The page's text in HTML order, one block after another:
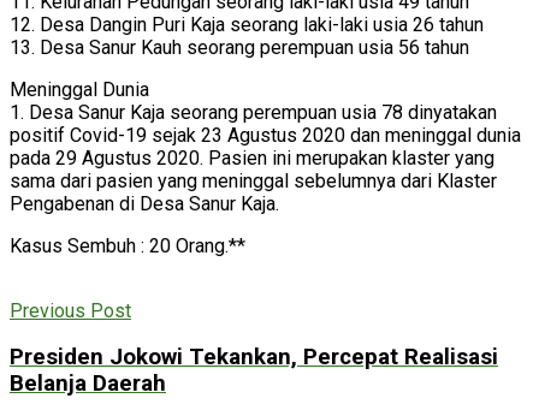
12. Desa Dangin Puri Kaja seorang laki-laki usia 26 tahun
13. Desa Sanur Kauh seorang perempuan usia 56 tahun
Meninggal Dunia
1. Desa Sanur Kaja seorang perempuan usia 78 dinyatakan
positif Covid-19 sejak 23 Agustus 2020 dan meninggal dunia
pada 29 Agustus 2020. Pasien ini merupakan klaster yang
sama dari pasien yang meninggal sebelumnya dari Klaster
Pengabenan di Desa Sanur Kaja.
Kasus Sembuh : 20 Orang.**
Previous Post
Presiden Jokowi Tekankan, Percepat Realisasi
Belanja Daerah